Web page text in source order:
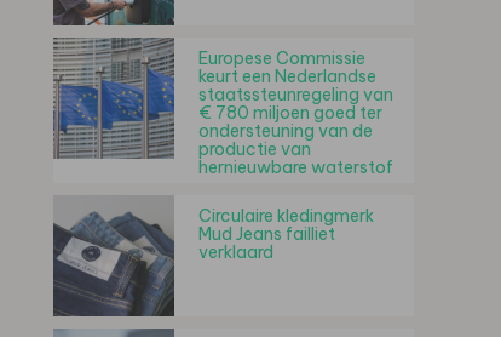
Europese Commissie
keurt een Nederlandse
staatssteunregeling van
€ 780 miljoen goed ter
ondersteuning van de
productie van
hernieuwbare waterstof
Circulaire kledingmerk
Mud Jeans failliet
verklaard